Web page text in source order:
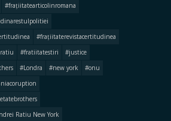
#frațiitatearticolinromana
#frațiitaterevistacertitudinea
#fratiitatestiri
#justice
#Londra #new york
#onu
Ratiu New York